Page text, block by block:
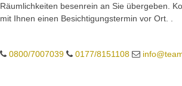
Räumlichkeiten besenrein an Sie übergeben.
mit Ihnen einen Besichtigungstermin vor Ort. .
0800/7007039 0177/8151108